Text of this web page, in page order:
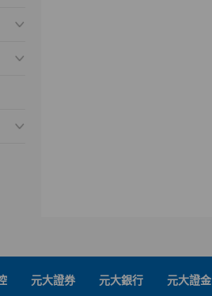
元大證券 元大銀行 元大證金